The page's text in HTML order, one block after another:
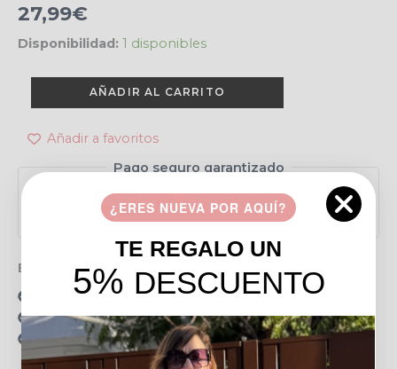
27,99€
Disponibilidad: 1 disponibles
AÑADIR AL CARRITO
Añadir a favoritos
Pago seguro garantizado
Envío gratis en pedidos de más de 49 €
15 días para realizar devoluciones
Resolvemos tus dudas por llamada o WhatsApp
Recogida en tienda gratis
¿ERES NUEVA POR AQUÍ?
TE REGALO UN
5% DESCUENTO